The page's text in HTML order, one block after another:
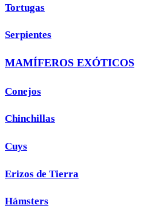
Tortugas
Serpientes
MAMÍFEROS EXÓTICOS
Conejos
Chinchillas
Cuys
Erizos de Tierra
Hámsters